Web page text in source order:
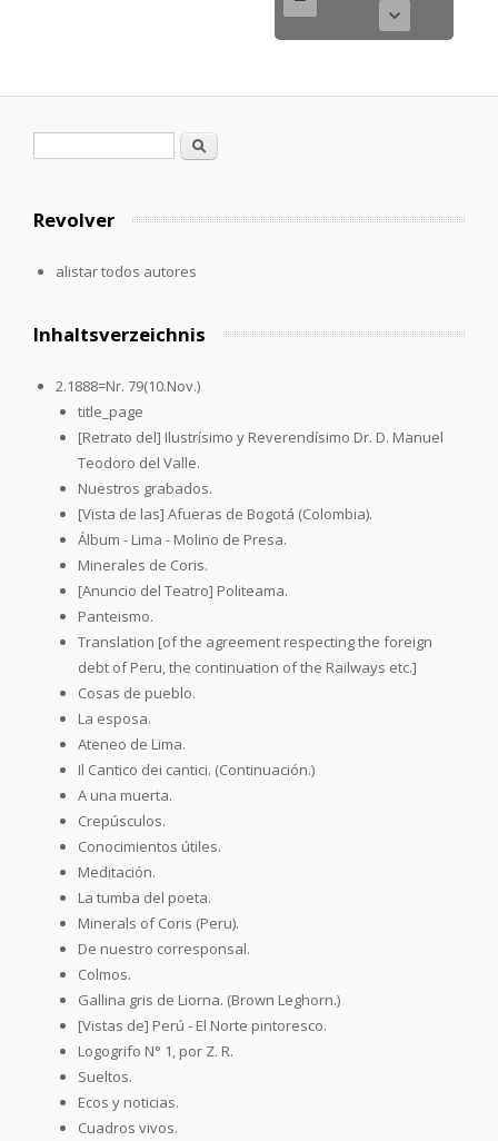
Formulario de búsqueda
Buscar
Revolver
alistar todos autores
Inhaltsverzeichnis
2.1888=Nr. 79(10.Nov.)
title_page
[Retrato del] Ilustrísimo y Reverendísimo Dr. D. Manuel
Teodoro del Valle.
Nuestros grabados.
[Vista de las] Afueras de Bogotá (Colombia).
Álbum - Lima - Molino de Presa.
Minerales de Coris.
[Anuncio del Teatro] Politeama.
Panteismo.
Translation [of the agreement respecting the foreign
debt of Peru, the continuation of the Railways etc.]
Cosas de pueblo.
La esposa.
Ateneo de Lima.
Il Cantico dei cantici. (Continuación.)
A una muerta.
Crepúsculos.
Conocimientos útiles.
Meditación.
La tumba del poeta.
Minerals of Coris (Peru).
De nuestro corresponsal.
Colmos.
Gallina gris de Liorna. (Brown Leghorn.)
[Vistas de] Perú - El Norte pintoresco.
Logogrifo N° 1, por Z. R.
Sueltos.
Ecos y noticias.
Cuadros vivos.